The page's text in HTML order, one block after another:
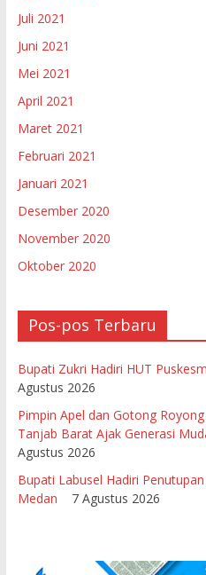
Juli 2021
Juni 2021
Mei 2021
April 2021
Maret 2021
Februari 2021
Januari 2021
Desember 2020
November 2020
Oktober 2020
Pos-pos Terbaru
Bupati Zukri Hadiri HUT
Agustus 2026
Pimpin Apel dan Gotong
Tanjab Barat Ajak Generasi
Agustus 2026
Bupati Labusel Hadiri
Medan
7 Agustus 2026